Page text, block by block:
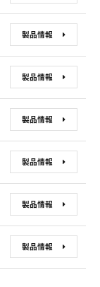
製品情報
製品情報
製品情報
製品情報
製品情報
製品情報